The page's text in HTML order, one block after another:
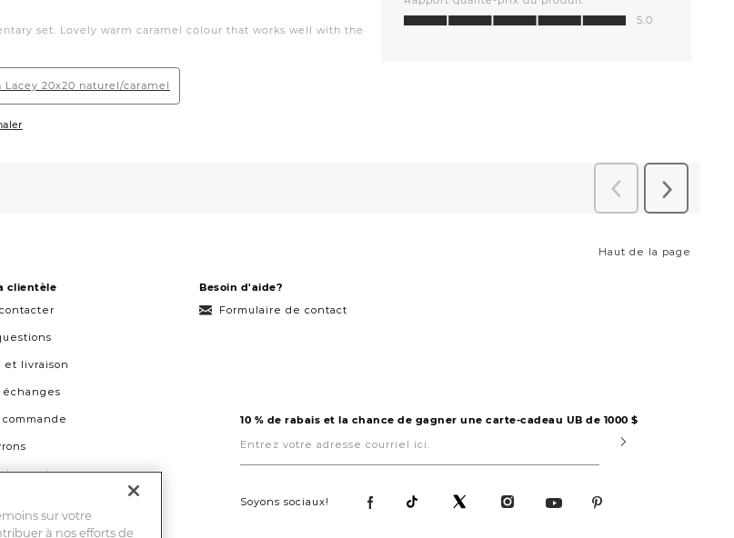
Haut de la page
clientèle
et livraison
échanges
Besoin d'aide?
Formulaire de contact
10 % de rabais et la chance de gagner une carte-cadeau UB de 1000 $
votre
Submit
Soyons sociaux!
sur votre
à nos efforts de